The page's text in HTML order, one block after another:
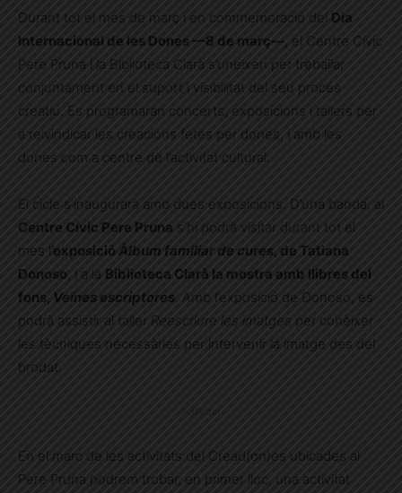
Durant tot el mes de març i en commemoració del Dia
Internacional de les Dones —8 de març—, el Centre Cívic
Pere Pruna i la Biblioteca Clarà s’uneixen per treballar
conjuntament en el suport i visibilitat del seu procés
creatiu. Es programaran concerts, exposicions i tallers per
a reivindicar les creacions fetes per dones, i amb les
dones com a centre de l’activitat cultural.
El cicle s’inaugurarà amb dues exposicions. D’una banda, al
Centre Cívic Pere Pruna s’hi podrà visitar durant tot el
mes l ’exposicióÀlbum familiar de cures, de Tatiana
Donoso, i a la Biblioteca Clarà la mostra amb llibres del
fons, Veïnes escriptores. Amb l’exposició de Donoso, es
podrà assistir al taller Reescriure les imatges per conèixer
les tècniques necessàries per intervenir la imatge des del
brodat.
En el marc de les activitats del Cread(on)es ubicades al
Pere Pruna podrem trobar, en primer lloc, una activitat